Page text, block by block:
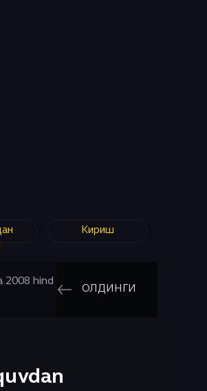
Кириш
2008 hind
ОЛДИНГИ